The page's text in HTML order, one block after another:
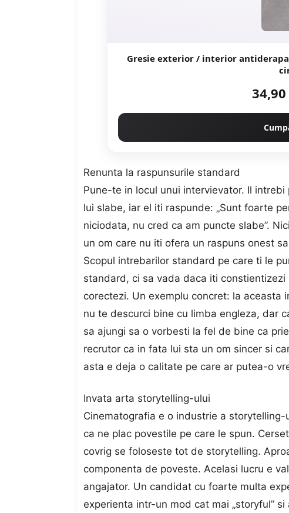
Gresie exterior / interior antiderapanta Social Grey
Renunta la raspunsurile standard
Pune-te in locul unui intervievator. Il
lui slabe, iar el iti raspunde: „Sunt foarte
niciodata, nu cred ca am puncte slabe”.
un om care nu iti ofera un raspuns onest
Scopul intrebarilor standard pe care ti le
standard, ci sa vada daca iti
corectezi. Un exemplu concret: la aceasta
nu te descurci bine cu limba engleza, dar
sa ajungi sa o vorbesti la fel de bine ca
recrutor ca in fata lui sta un om sincer si
asta e deja o calitate pe care ar putea-o
Invata arta storytelling-ului
Cinematografia e o industrie a
ca ne plac povestile pe care le spun.
covrig se foloseste tot de storytelling.
componenta de poveste. Acelasi lucru e
angajator. Un candidat cu foarte multa
experienta intr-un mod cat mai „storyful”